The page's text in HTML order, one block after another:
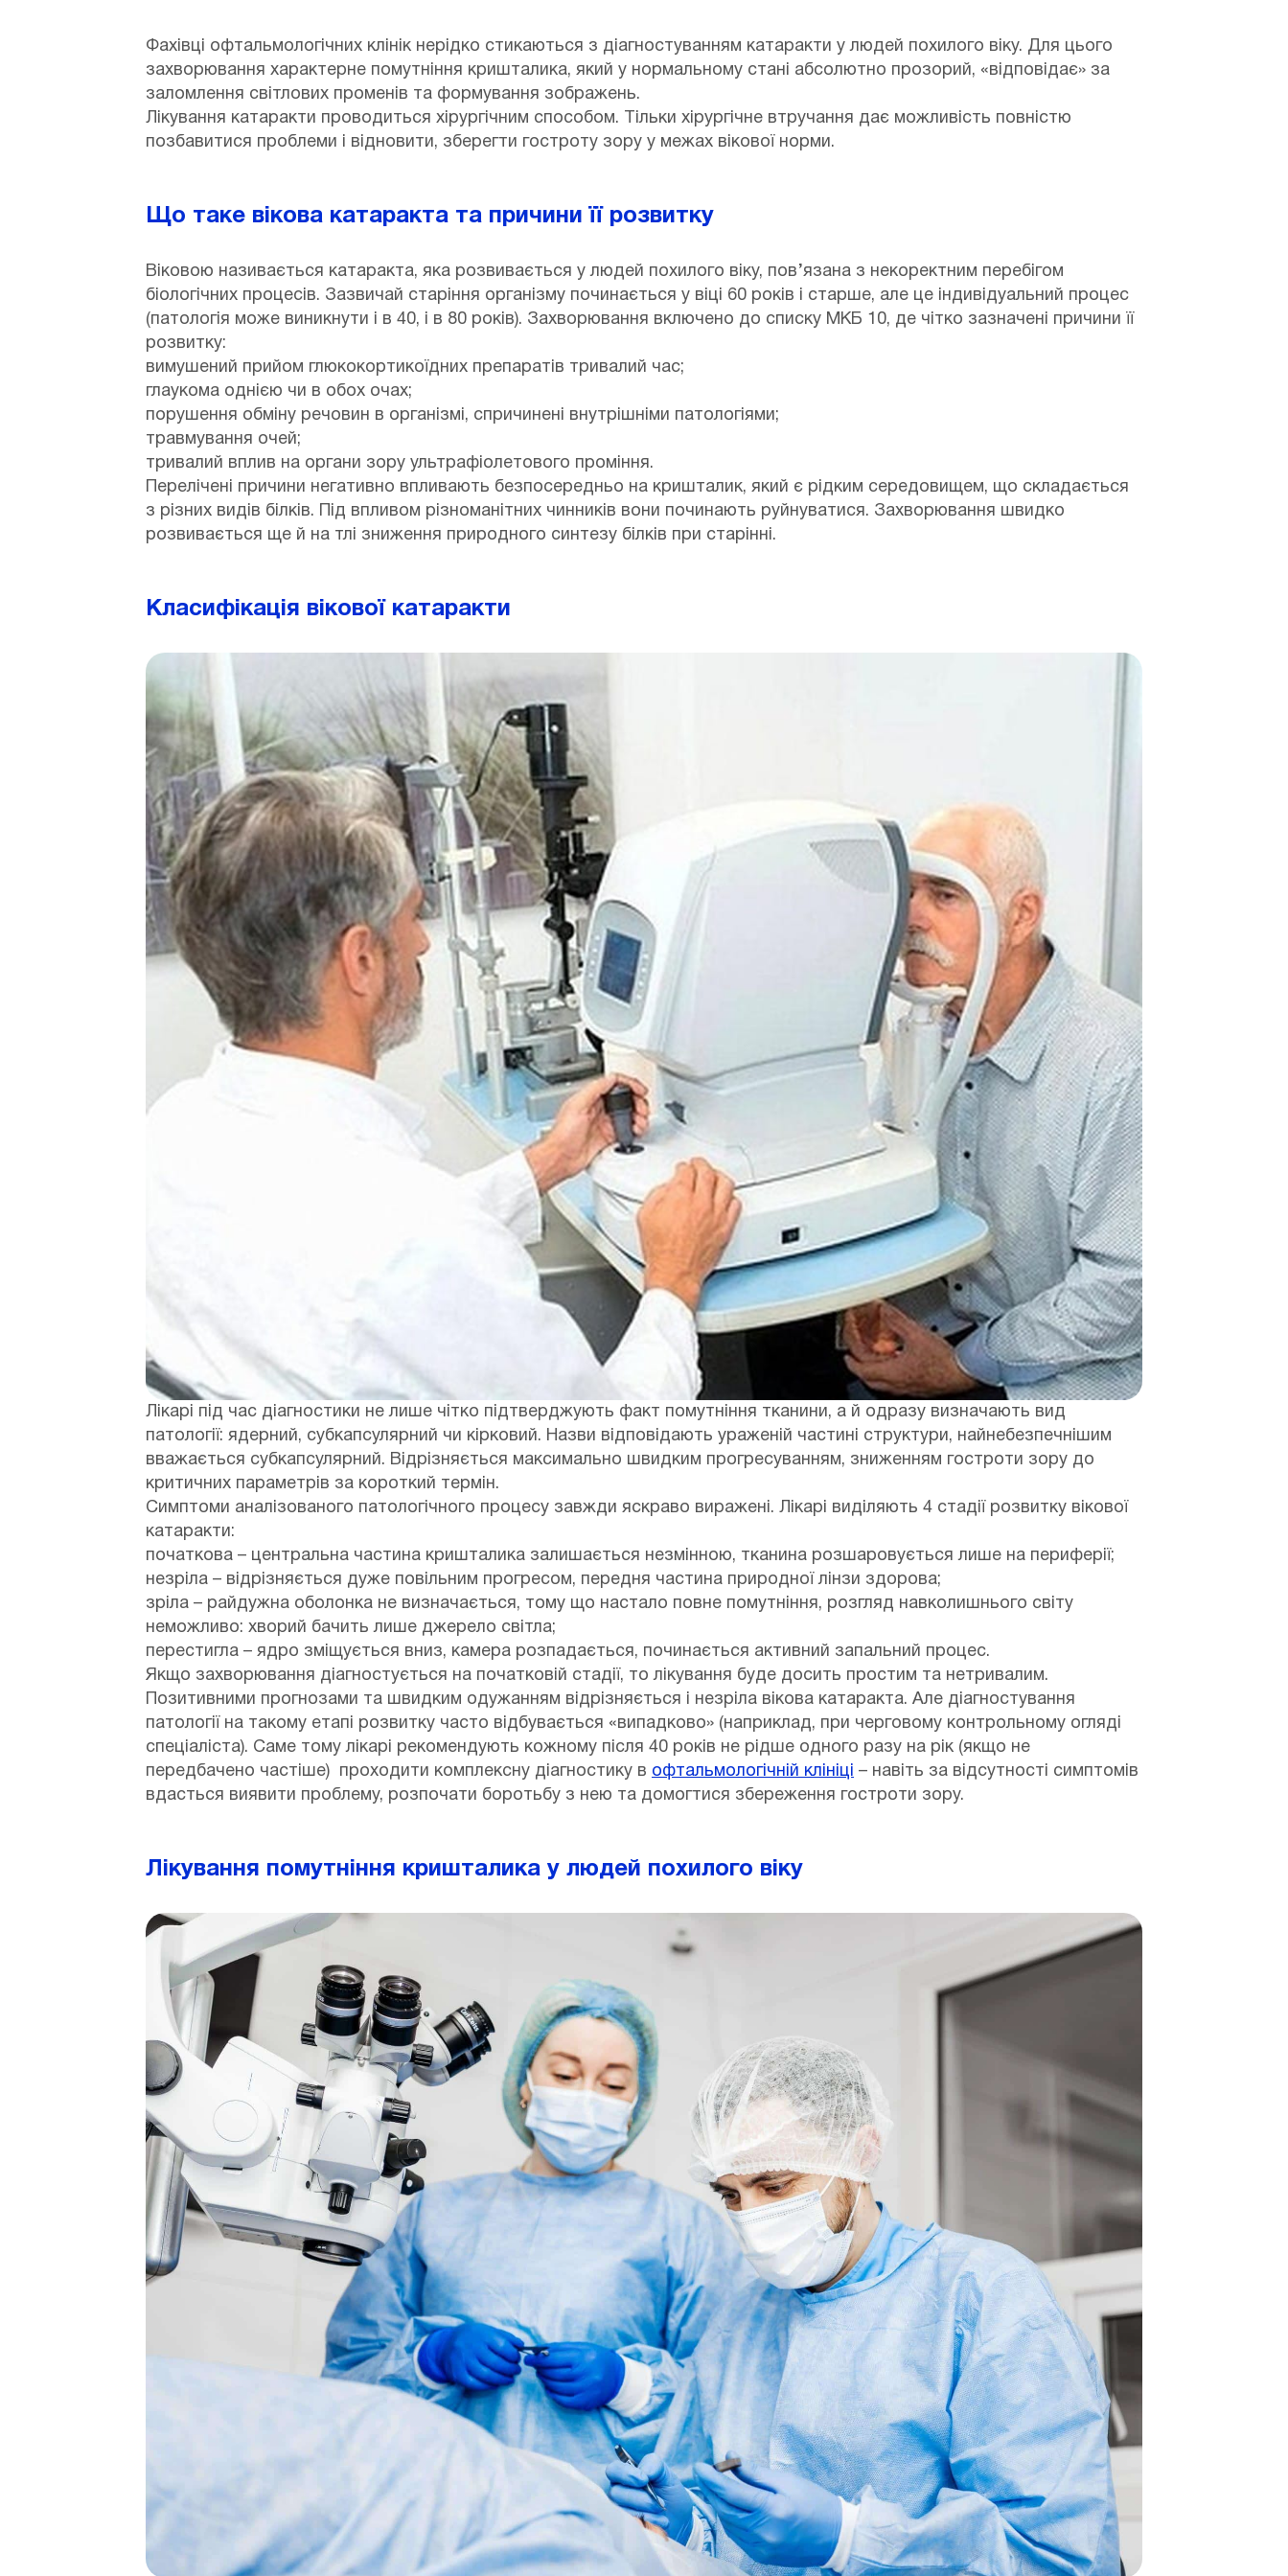
Фахівці офтальмологічних клінік нерідко стикаються з діагностуванням катаракти у людей похилого віку. Для цього
захворювання характерне помутніння кришталика, який у нормальному стані абсолютно прозорий, «відповідає» за
заломлення світлових променів та формування зображень.
Лікування катаракти проводиться хірургічним способом. Тільки хірургічне втручання дає можливість повністю
позбавитися проблеми і відновити, зберегти гостроту зору у межах вікової норми.
Що таке вікова катаракта та причини її розвитку
Віковою називається катаракта, яка розвивається у людей похилого віку, пов’язана з некоректним перебігом
біологічних процесів. Зазвичай старіння організму починається у віці 60 років і старше, але це індивідуальний процес
(патологія може виникнути і в 40, і в 80 років). Захворювання включено до списку МКБ 10, де чітко зазначені причини її
розвитку:
вимушений прийом глюкокортикоїдних препаратів тривалий час;
глаукома однією чи в обох очах;
порушення обміну речовин в організмі, спричинені внутрішніми патологіями;
травмування очей;
тривалий вплив на органи зору ультрафіолетового проміння.
Перелічені причини негативно впливають безпосередньо на кришталик, який є рідким середовищем, що складається
з різних видів білків. Під впливом різноманітних чинників вони починають руйнуватися. Захворювання швидко
розвивається ще й на тлі зниження природного синтезу білків при старінні.
Класифікація вікової катаракти
Лікарі під час діагностики не лише чітко підтверджують факт помутніння тканини, а й одразу визначають вид
патології: ядерний, субкапсулярний чи кірковий. Назви відповідають ураженій частині структури, найнебезпечнішим
вважається субкапсулярний. Відрізняється максимально швидким прогресуванням, зниженням гостроти зору до
критичних параметрів за короткий термін.
Симптоми аналізованого патологічного процесу завжди яскраво виражені. Лікарі виділяють 4 стадії розвитку вікової
катаракти:
початкова – центральна частина кришталика залишається незмінною, тканина розшаровується лише на периферії;
незріла – відрізняється дуже повільним прогресом, передня частина природної лінзи здорова;
зріла – райдужна оболонка не визначається, тому що настало повне помутніння, розгляд навколишнього світу
неможливо: хворий бачить лише джерело світла;
перестигла – ядро ​​зміщується вниз, камера розпадається, починається активний запальний процес.
Якщо захворювання діагностується на початковій стадії, то лікування буде досить простим та нетривалим.
Позитивними прогнозами та швидким одужанням відрізняється і незріла вікова катаракта. Але діагностування
патології на такому етапі розвитку часто відбувається «випадково» (наприклад, при черговому контрольному огляді
спеціаліста). Саме тому лікарі рекомендують кожному після 40 років не рідше одного разу на рік (якщо не
передбачено частіше) проходити комплексну діагностику в офтальмологічній клініці – навіть за відсутності симптомів
вдасться виявити проблему, розпочати боротьбу з нею та домогтися збереження гостроти зору.
Лікування помутніння кришталика у людей похилого віку